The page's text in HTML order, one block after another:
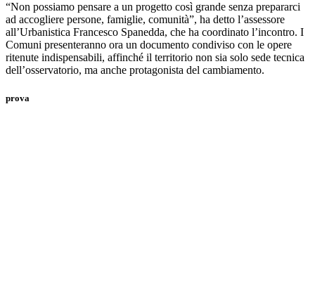
“Non possiamo pensare a un progetto così grande senza prepararci
ad accogliere persone, famiglie, comunità”, ha detto l’assessore
all’Urbanistica Francesco Spanedda, che ha coordinato l’incontro. I
Comuni presenteranno ora un documento condiviso con le opere
ritenute indispensabili, affinché il territorio non sia solo sede tecnica
dell’osservatorio, ma anche protagonista del cambiamento.
prova